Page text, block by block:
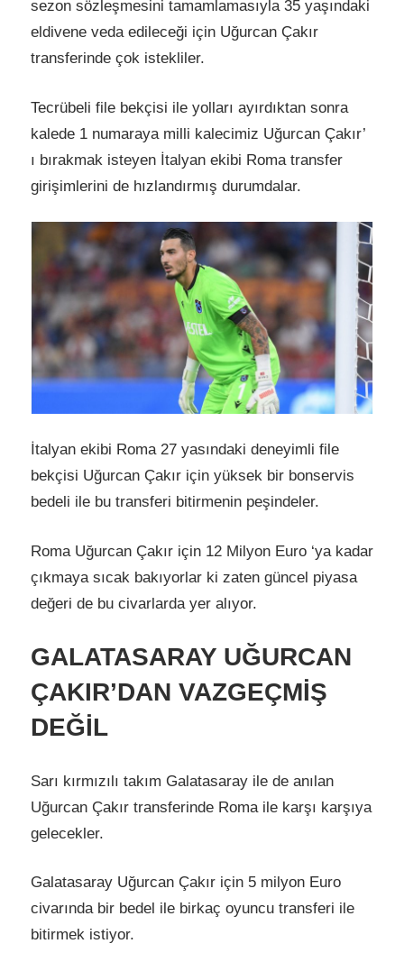
sezon sözleşmesini tamamlamasıyla 35 yaşındaki
eldivene veda edileceği için Uğurcan Çakır
transferinde çok istekliler.
Tecrübeli file bekçisi ile yolları ayırdıktan sonra
kalede 1 numaraya milli kalecimiz Uğurcan Çakır’
ı bırakmak isteyen İtalyan ekibi Roma transfer
girişimlerini de hızlandırmış durumdalar.
İtalyan ekibi Roma 27 yasındaki deneyimli file
bekçisi Uğurcan Çakır için yüksek bir bonservis
bedeli ile bu transferi bitirmenin peşindeler.
Roma Uğurcan Çakır için 12 Milyon Euro ‘ya kadar
çıkmaya sıcak bakıyorlar ki zaten güncel piyasa
değeri de bu civarlarda yer alıyor.
GALATASARAY UĞURCAN
ÇAKIR’DAN VAZGEÇMİŞ
DEĞİL
Sarı kırmızılı takım Galatasaray ile de anılan
Uğurcan Çakır transferinde Roma ile karşı karşıya
gelecekler.
Galatasaray Uğurcan Çakır için 5 milyon Euro
civarında bir bedel ile birkaç oyuncu transferi ile
bitirmek istiyor.